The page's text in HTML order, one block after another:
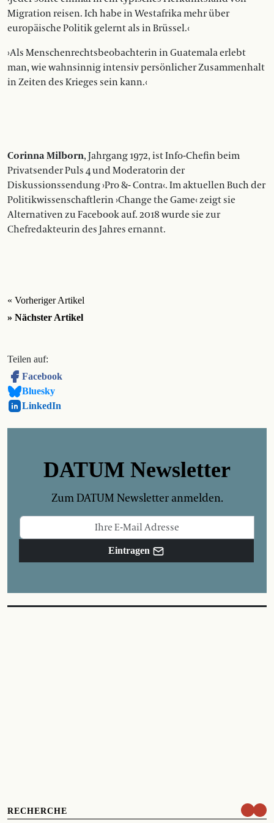
Migration reisen. Ich habe in Westafrika mehr über
europäische Politik gelernt als in Brüssel.‹
›Als Menschenrechtsbeobachterin in Guatemala erlebt
man, wie wahnsinnig intensiv persönlicher Zusammenhalt
in Zeiten des Krieges sein kann.‹
Corinna Milborn, Jahrgang 1972, ist Info-Chefin beim
Privatsender Puls 4 und Moderatorin der
Diskussionssendung ›Pro &- Contra‹. Im aktuellen Buch der
Politikwissenschaftlerin ›Change the Game‹ zeigt sie
Alternativen zu Facebook auf. 2018 wurde sie zur
Chefredakteurin des Jahres ernannt.
« Vorheriger Artikel
» Nächster Artikel
Teilen auf:
Facebook
Bluesky
LinkedIn
DATUM Newsletter
Zum DATUM Newsletter anmelden.
Eintragen
RECHERCHE